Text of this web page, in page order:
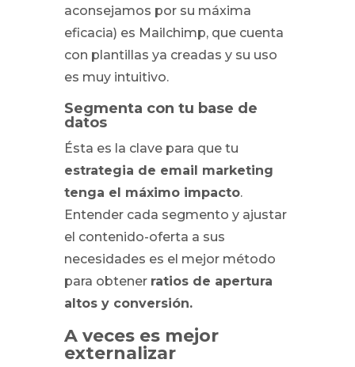
aconsejamos por su máxima
eficacia) es Mailchimp, que cuenta
con plantillas ya creadas y su uso
es muy intuitivo.
Segmenta con tu base de
datos
Ésta es la clave para que tu
estrategia de email marketing
tenga el máximo impacto.
Entender cada segmento y ajustar
el contenido-oferta a sus
necesidades es el mejor método
para obtener ratios de apertura
altos y conversión.
A veces es mejor
externalizar